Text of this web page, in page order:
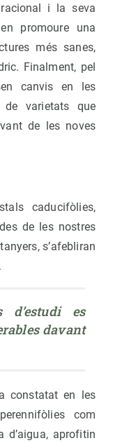
i la seva
promoure una
més sanes,
Finalment, pel
canvis en les
de varietats que
de les noves
caducifòlies,
de les nostres
s’afebliran
d’estudi es
davant
constatat en les
com
d’aigua, aprofitin